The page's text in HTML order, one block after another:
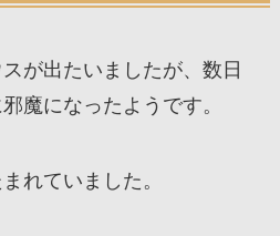
が出たいましたが、数日
魔になったようです。
れていました。